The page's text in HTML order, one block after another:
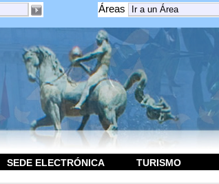
Áreas
SEDE ELECTRÓNICA TURISMO